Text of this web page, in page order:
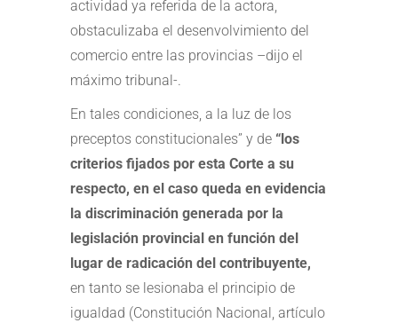
actividad ya referida de la actora,
obstaculizaba el desenvolvimiento del
comercio entre las provincias –dijo el
máximo tribunal-.
En tales condiciones, a la luz de los
preceptos constitucionales” y de “los
criterios fijados por esta Corte a su
respecto, en el caso queda en evidencia
la discriminación generada por la
legislación provincial en función del
lugar de radicación del contribuyente,
en tanto se lesionaba el principio de
igualdad (Constitución Nacional, artículo